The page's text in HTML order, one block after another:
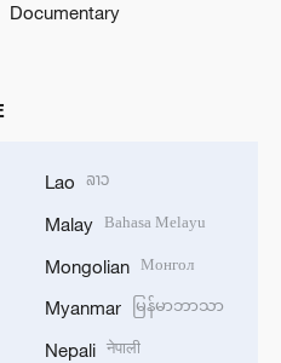
Documentary
Lao ລາວ
Malay Bahasa Melayu
Mongolian Монгол
Myanmar မြန်မာဘာသာ
Nepali नेपाली